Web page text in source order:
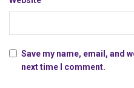
Save my name, email, and
next time I comment.